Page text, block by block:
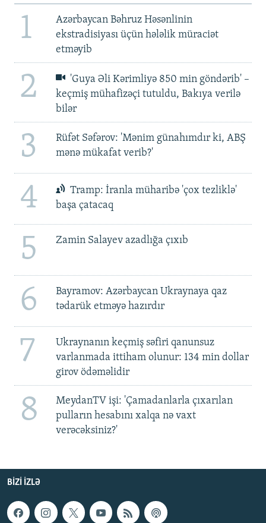
1
Azərbaycan Bəhruz Həsənlinin
ekstradisiyası üçün hələlik müraciət
etməyib
2
'Guya Əli Kərimliyə 850 min göndərib' –
keçmiş mühafizəçi tutuldu, Bakıya verilə
bilər
3
Rüfət Səfərov: 'Mənim günahımdır ki, ABŞ
mənə mükafat verib?'
4
Tramp: İranla müharibə 'çox tezliklə'
başa çatacaq
5 Zamin Salayev azadlığa çıxıb
6
Bayramov: Azərbaycan Ukraynaya qaz
tədarük etməyə hazırdır
7
Ukraynanın keçmiş səfiri qanunsuz
varlanmada ittiham olunur: 134 min dollar
girov ödəməlidir
8
MeydanTV işi: 'Çamadanlarla çıxarılan
pulların hesabını xalqa nə vaxt
verəcəksiniz?'
BIZI IZLƏ